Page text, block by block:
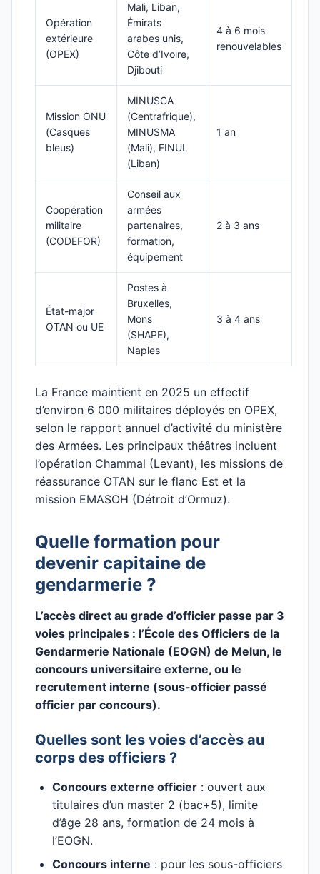
Opération
extérieure
(OPEX)
Mali, Liban,
Émirats
arabes unis,
Côte d’Ivoire,
Djibouti
4 à 6 mois
renouvelables
Mission ONU
(Casques
bleus)
MINUSCA
(Centrafrique),
MINUSMA
(Mali), FINUL
(Liban)
1 an
Coopération
militaire
(CODEFOR)
Conseil aux
armées
partenaires,
formation,
équipement
2 à 3 ans
État-major
OTAN ou UE
Postes à
Bruxelles,
Mons
(SHAPE),
Naples
3 à 4 ans
La France maintient en 2025 un effectif
d’environ 6 000 militaires déployés en OPEX,
selon le rapport annuel d’activité du ministère
des Armées. Les principaux théâtres incluent
l’opération Chammal (Levant), les missions de
réassurance OTAN sur le flanc Est et la
mission EMASOH (Détroit d’Ormuz).
Quelle formation pour
devenir capitaine de
gendarmerie ?
L’accès direct au grade d’officier passe par 3
voies principales : l’École des Officiers de la
Gendarmerie Nationale (EOGN) de Melun, le
concours universitaire externe, ou le
recrutement interne (sous-officier passé
officier par concours).
Quelles sont les voies d’accès au
corps des officiers ?
Concours externe officier : ouvert aux
titulaires d’un master 2 (bac+5), limite
d’âge 28 ans, formation de 24 mois à
l’EOGN.
Concours interne : pour les sous-officiers